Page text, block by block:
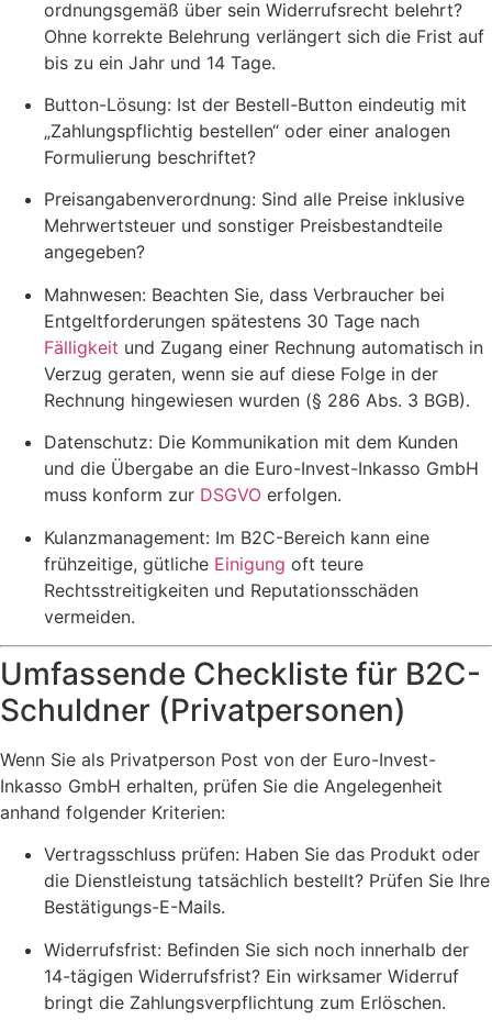
ordnungsgemäß über sein Widerrufsrecht belehrt?
Ohne korrekte Belehrung verlängert sich die Frist auf
bis zu ein Jahr und 14 Tage.
Button-Lösung: Ist der Bestell-Button eindeutig mit
„Zahlungspflichtig bestellen“ oder einer analogen
Formulierung beschriftet?
Preisangabenverordnung: Sind alle Preise inklusive
Mehrwertsteuer und sonstiger Preisbestandteile
angegeben?
Mahnwesen: Beachten Sie, dass Verbraucher bei
Entgeltforderungen spätestens 30 Tage nach
Fälligkeit und Zugang einer Rechnung automatisch in
Verzug geraten, wenn sie auf diese Folge in der
Rechnung hingewiesen wurden (§ 286 Abs. 3 BGB).
Datenschutz: Die Kommunikation mit dem Kunden
und die Übergabe an die Euro-Invest-Inkasso GmbH
muss konform zur DSGVO erfolgen.
Kulanzmanagement: Im B2C-Bereich kann eine
frühzeitige, gütliche Einigung oft teure
Rechtsstreitigkeiten und Reputationsschäden
vermeiden.
Umfassende Checkliste für B2C-
Schuldner (Privatpersonen)
Wenn Sie als Privatperson Post von der Euro-Invest-
Inkasso GmbH erhalten, prüfen Sie die Angelegenheit
anhand folgender Kriterien:
Vertragsschluss prüfen: Haben Sie das Produkt oder
die Dienstleistung tatsächlich bestellt? Prüfen Sie Ihre
Bestätigungs-E-Mails.
Widerrufsfrist: Befinden Sie sich noch innerhalb der
14-tägigen Widerrufsfrist? Ein wirksamer Widerruf
bringt die Zahlungsverpflichtung zum Erlöschen.